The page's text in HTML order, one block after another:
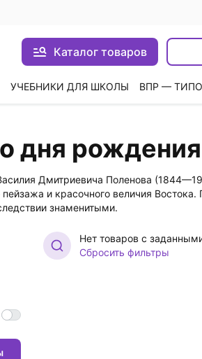
Каталог товаров
УЧЕБНИКИ ДЛЯ ШКОЛЫ ВПР —
дня
Дмитриевича Поленова
пейзажа и красочного величия
знаменитыми.
Нет товаров с
Сбросить фильтры